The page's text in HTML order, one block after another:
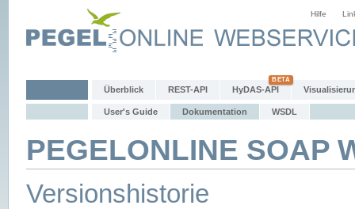
Hilfe
Überblick REST-API HyDAS-API
User's Guide Dokumentation WSDL
PEGELONLINE SOAP
Versionshistorie